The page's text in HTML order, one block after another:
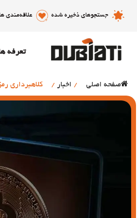
جستجوهای ذخیره شده علاقه‌مندی
تعرفه
صفحه اصلی / اخبار / کلاهبرداری